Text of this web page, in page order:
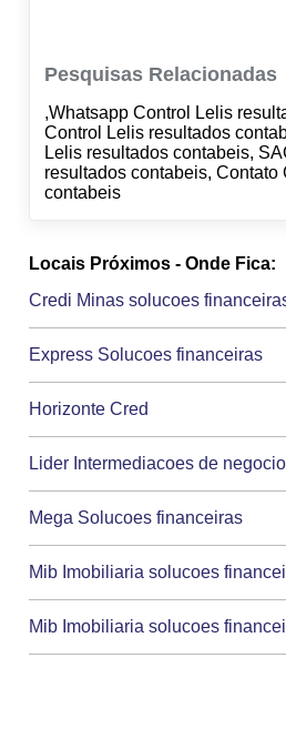
Pesquisas Relacionadas
,Whatsapp Control Lelis
Control Lelis resultados
Lelis resultados contabeis,
resultados contabeis,
contabeis
Locais Próximos - Onde Fica:
Credi Minas solucoes
Express Solucoes financeiras
Horizonte Cred
Lider Intermediacoes de
Mega Solucoes financeiras
Mib Imobiliaria solucoes
Mib Imobiliaria solucoes